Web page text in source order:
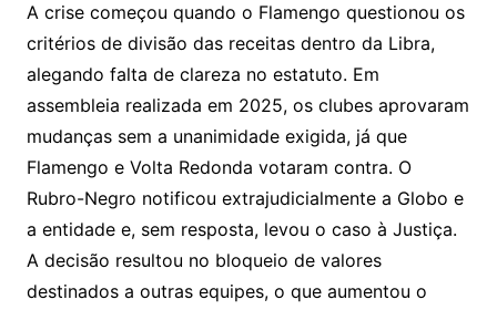
A crise começou quando o Flamengo questionou os
critérios de divisão das receitas dentro da Libra,
alegando falta de clareza no estatuto. Em
assembleia realizada em 2025, os clubes aprovaram
mudanças sem a unanimidade exigida, já que
Flamengo e Volta Redonda votaram contra. O
Rubro-Negro notificou extrajudicialmente a Globo e
a entidade e, sem resposta, levou o caso à Justiça.
A decisão resultou no bloqueio de valores
destinados a outras equipes, o que aumentou o